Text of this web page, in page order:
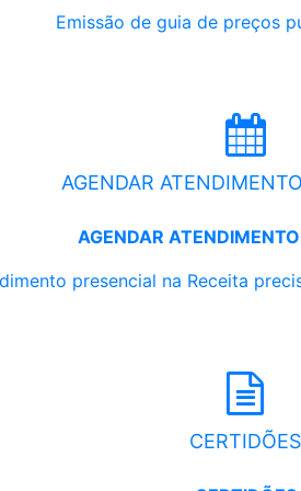
Emissão de guia de preços
AGENDAR
AGENDAR
presencial na Receita
CERTIDÕES